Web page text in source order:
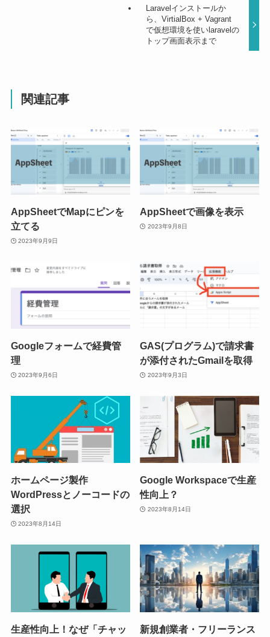
Laravelインストールか
ら、VirtialBox + Vagrant
で仮想環境を使いlaravelの
トップ画面表示まで
関連記事
AppSheetでMapにピンを
立てる
2023年9月9日
AppSheetで画像を表示
2023年9月8日
Googleフォームで経費管
理
2023年9月6日
GAS(プログラム)で請求書
が添付されたGmailを取得
2023年9月3日
ホームページ製作
WordPressとノーコードの
選択
2023年8月14日
Google Workspaceで生産
性向上？
2023年8月14日
生産性向上！なぜ「チャッ
新規創業者・フリーランス